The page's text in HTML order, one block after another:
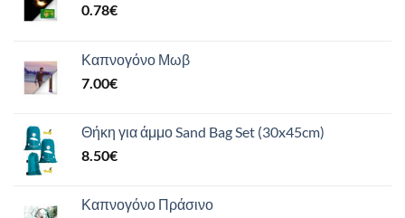
0.78€
Καπνογόνο Μωβ
7.00€
Θήκη για άμμο Sand Bag Set (30x45cm)
8.50€
Καπνογόνο Πράσινο